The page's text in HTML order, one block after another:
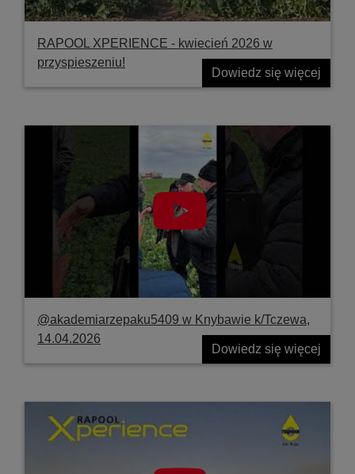
RAPOOL XPERIENCE - kwiecień 2026 w
przyspieszeniu!
Dowiedz się więcej
@akademiarzepaku5409 w Knybawie k/Tczewa,
14.04.2026
Dowiedz się więcej